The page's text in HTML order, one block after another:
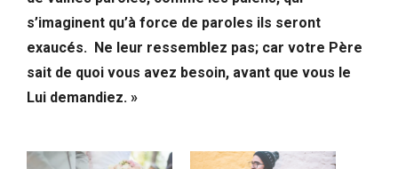
s’imaginent qu’à force de paroles ils seront
exaucés. Ne leur ressemblez pas; car votre Père
sait de quoi vous avez besoin, avant que vous le
Lui demandiez. »